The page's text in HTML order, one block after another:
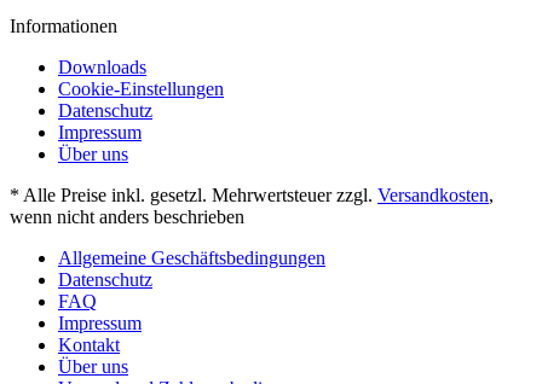
Informationen
Downloads
Cookie-Einstellungen
Datenschutz
Impressum
Über uns
* Alle Preise inkl. gesetzl. Mehrwertsteuer zzgl. Versandkosten,
wenn nicht anders beschrieben
Allgemeine Geschäftsbedingungen
Datenschutz
FAQ
Impressum
Kontakt
Über uns